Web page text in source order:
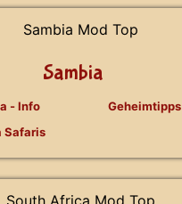
Sambia
- Info
Safaris
Geheimtipps